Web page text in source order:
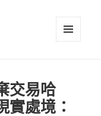
交易哈
實處境：